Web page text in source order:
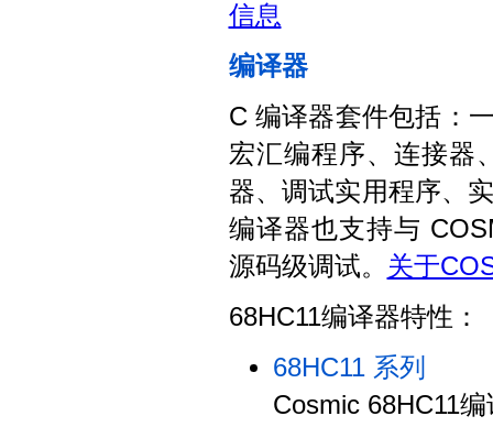
信息
编译器
C 编译器套件包括：
宏汇编程序、连接器
器、调试实用程序、
编译器也支持与
源码级调试。 关于
68HC11编译器特性：
68HC11 系列
Cosmic 68HC11